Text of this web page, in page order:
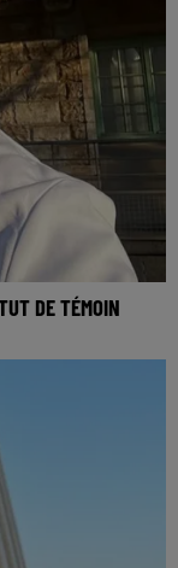
DE TÉMOIN